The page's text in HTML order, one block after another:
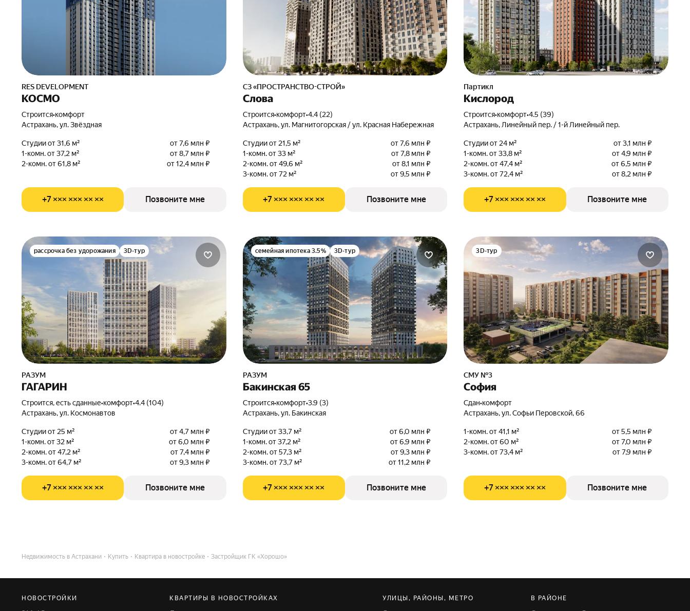
RES DEVELOPMENT
КОСМО
Строится•комфорт
Астрахань, ул. Звёздная
Студии от 31,6 м²
от 7,6 млн ₽
1-комн. от 37,2 м²
от 8,7 млн ₽
2-комн. от 61,8 м²
от 12,4 млн ₽
+7 ××× ××× ×× ×× Позвоните мне
СЗ «ПРОСТРАНСТВО-СТРОЙ»
Слова
Строится•комфорт•4.4 (22)
Астрахань, ул. Магнитогорская / ул. Красная Набережная
Студии от 21,5 м²
от 7,6 млн ₽
1-комн. от 33 м²
от 7,8 млн ₽
2-комн. от 49,6 м²
от 8,1 млн ₽
3-комн. от 72 м²
от 9,5 млн ₽
+7 ××× ××× ×× ×× Позвоните мне
Партикл
Кислород
Строится•комфорт•4.5 (39)
Астрахань, Линейный пер. / 1-й Линейный пер.
Студии от 24 м²
от 3,1 млн ₽
1-комн. от 33,8 м²
от 4,9 млн ₽
2-комн. от 47,4 м²
от 6,5 млн ₽
3-комн. от 72,4 м²
от 8,2 млн ₽
+7 ××× ××× ×× ×× Позвоните мне
рассрочка без удорожания 3D-тур
РАЗУМ
ГАГАРИН
Строится, есть сданные•комфорт•4.4 (104)
Астрахань, ул. Космонавтов
Студии от 25 м²
от 4,7 млн ₽
1-комн. от 32 м²
от 6,0 млн ₽
2-комн. от 47,2 м²
от 7,4 млн ₽
3-комн. от 64,7 м²
от 9,3 млн ₽
+7 ××× ××× ×× ×× Позвоните мне
семейная ипотека 3.5% 3D-тур
РАЗУМ
Бакинская 65
Строится•комфорт•3.9 (3)
Астрахань, ул. Бакинская
Студии от 33,7 м²
от 6,0 млн ₽
1-комн. от 37,2 м²
от 6,9 млн ₽
2-комн. от 57,3 м²
от 9,3 млн ₽
3-комн. от 73,7 м²
от 11,2 млн ₽
+7 ××× ××× ×× ×× Позвоните мне
3D-тур
СМУ №3
София
Сдан•комфорт
Астрахань, ул. Софьи Перовской, 66
1-комн. от 41,1 м²
от 5,5 млн ₽
2-комн. от 60 м²
от 7,0 млн ₽
3-комн. от 73,4 м²
от 7,9 млн ₽
+7 ××× ××× ×× ×× Позвоните мне
Недвижимость в Астрахани Купить Квартира в новостройке Застройщик ГК «Хорошо»
НОВОСТРОЙКИ КВАРТИРЫ В НОВОСТРОЙКАХ УЛИЦЫ, РАЙОНЫ, МЕТРО В РАЙОНЕ